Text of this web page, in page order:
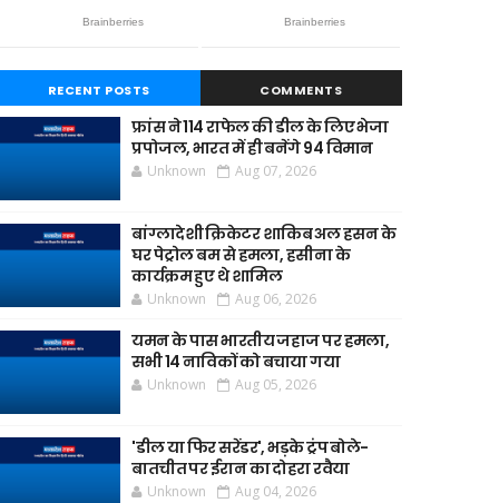
RECENT POSTS COMMENTS
फ्रांस ने 114 राफेल की डील के लिए भेजा
प्रपोजल, भारत में ही बनेंगे 94 विमान
Unknown Aug 07, 2026
बांग्लादेशी क्रिकेटर शाकिब अल हसन के
घर पेट्रोल बम से हमला, हसीना के
कार्यक्रम हुए थे शामिल
Unknown Aug 06, 2026
यमन के पास भारतीय जहाज पर हमला,
सभी 14 नाविकों को बचाया गया
Unknown Aug 05, 2026
'डील या फिर सरेंडर', भड़के ट्रंप बोले-
बातचीत पर ईरान का दोहरा रवैया
Unknown Aug 04, 2026